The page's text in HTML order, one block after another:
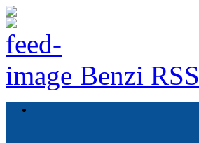
Benzi RSS